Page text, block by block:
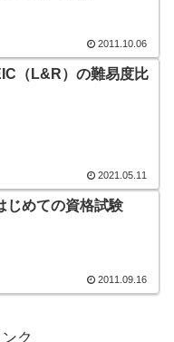
2011.10.06
（L&R）の難易度比
2021.05.11
めての資格試験
2011.09.16
ク